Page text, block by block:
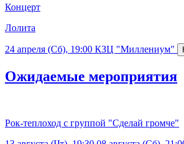
Концерт
Лолита
24 апреля (Сб), 19:00 КЗЦ "Миллениум"
Ожидаемые мероприятия
Рок-теплоход с группой "Сделай громче"